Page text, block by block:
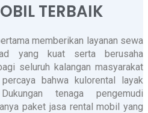
TERBAIK
memberikan layanan sewa
yang kuat serta berusaha
seluruh kalangan masyarakat
bahwa kulorental layak
tenaga pengemudi
paket jasa rental mobil yang